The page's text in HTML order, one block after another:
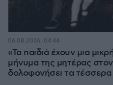
«Τα παιδιά έχουν μια
μήνυμα της μητέρας
δολοφονήσει τα τέσσερα
06.08.2026, 04:44